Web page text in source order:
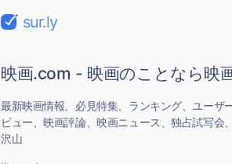
sur.ly
映画.com - 映画のことなら映
最新映画情報、必見特集、ランキング、ユーザ
ビュー、映画評論、映画ニュース、独占試写会
沢山